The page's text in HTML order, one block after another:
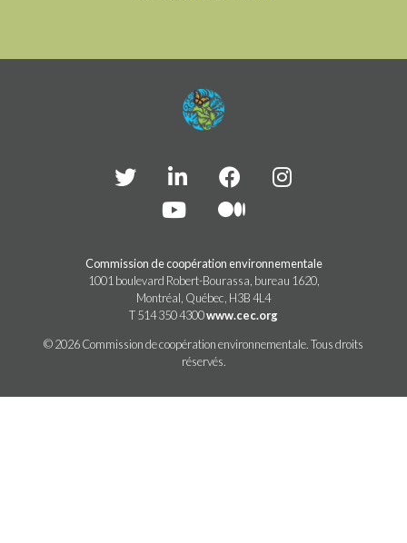
Commission de coopération environnementale
1001 boulevard Robert-Bourassa, bureau 1620,
Montréal, Québec, H3B 4L4
T 514 350 4300www.cec.org
© 2026 Commission de coopération environnementale. Tous droits
réservés.